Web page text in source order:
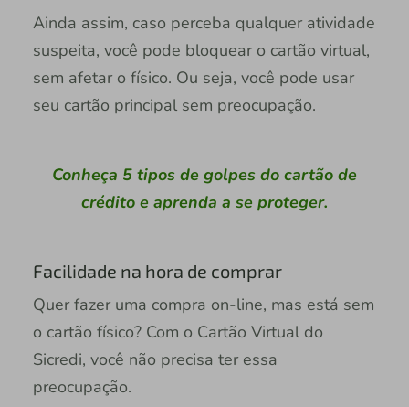
Ainda assim, caso perceba qualquer atividade
suspeita, você pode bloquear o cartão virtual,
sem afetar o físico. Ou seja, você pode usar
seu cartão principal sem preocupação.
Conheça 5 tipos de golpes do cartão de
crédito e aprenda a se proteger.
Facilidade na hora de comprar
Quer fazer uma compra on-line, mas está sem
o cartão físico? Com o Cartão Virtual do
Sicredi, você não precisa ter essa
preocupação.